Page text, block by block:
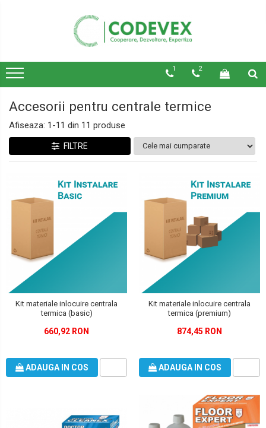
1 2
Accesorii pentru centrale termice
Afiseaza: 1-11 din 11 produse
FILTRE
Kit materiale inlocuire centrala
termica (basic)
660,92 RON
ADAUGA IN COS
Kit materiale inlocuire centrala
termica (premium)
874,45 RON
ADAUGA IN COS